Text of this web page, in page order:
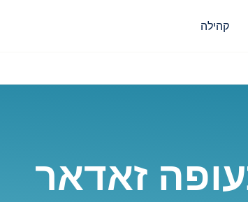
קהילה
זאדאר